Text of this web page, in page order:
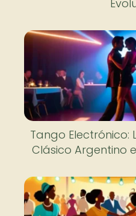
Tango Electrónico:
Clásico Argentino